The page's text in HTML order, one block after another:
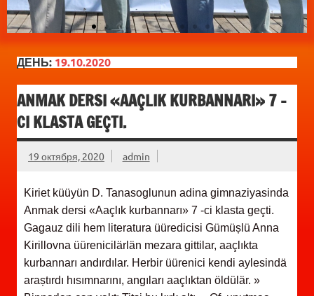
ДЕНЬ: 19.10.2020
ANMAK DERSI «AAÇLIK KURBANNARI» 7 -
CI KLASTA GEÇTI.
19 октября, 2020 admin
Kiriet küüyün D. Tanasoglunun adina gimnaziyasinda
Anmak dersi «Aaçlık kurbannarı» 7 -ci klasta geçti.
Gagauz dili hem literatura üüredicisi Gümüșlü Anna
Kirillovna üürenicilärlän mezara gittilar, aaçlıkta
kurbannarı andırdılar. Herbir üürenici kendi aylesindä
araștırdı hısımnarını, angıları aaçlıktan öldülär. »